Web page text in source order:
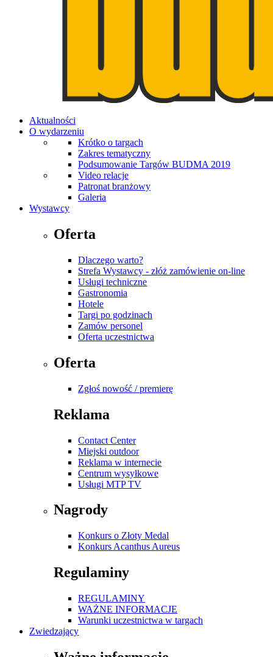
Aktualności
O wydarzeniu
Krótko o targach
Zakres tematyczny
Podsumowanie Targów BUDMA 2019
Video relacje
Patronat branżowy
Galeria
Wystawcy
Oferta
Dlaczego warto?
Strefa Wystawcy - złóż zamówienie on-line
Usługi techniczne
Gastronomia
Hotele
Targi po godzinach
Zamów personel
Oferta uczestnictwa
Oferta
Zgłoś nowość / premierę
Reklama
Contact Center
Miejski outdoor
Reklama w internecie
Centrum wysyłkowe
Usługi MTP TV
Nagrody
Konkurs o Złoty Medal
Konkurs Acanthus Aureus
Regulaminy
REGULAMINY
WAŻNE INFORMACJE
Warunki uczestnictwa w targach
Zwiedzający